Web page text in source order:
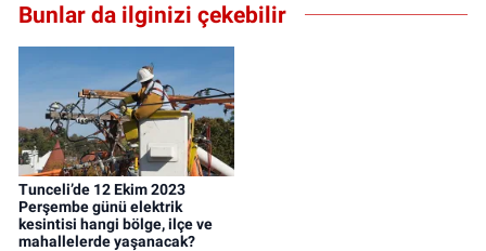
Bunlar da ilginizi çekebilir
Tunceli’de 12 Ekim 2023
Perşembe günü elektrik
kesintisi hangi bölge, ilçe ve
mahallelerde yaşanacak?